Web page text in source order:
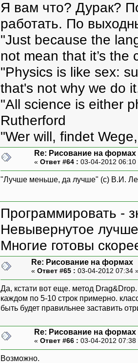
Я вам что? Дурак?
работать. По
"Just because the
not mean that it’s the
"Physics is like sex:
that's not why we do
"All science is either
Rutherford
"Wer will, findet
Re: Рисование на формах
« Ответ #64 : 03-04-2012
"Лучше меньше, да лучше" (с) В.И.
Программировать -
Невывернутое
Многие готовы
Re: Рисование на формах
« Ответ #65 : 03-04-2012 07:34
Да, кстати вот еще. метод
каждом по 5-10 строк примерно.
быть будет правильнее заставить
Re: Рисование на формах
« Ответ #66 : 03-04-2012
Возможно.